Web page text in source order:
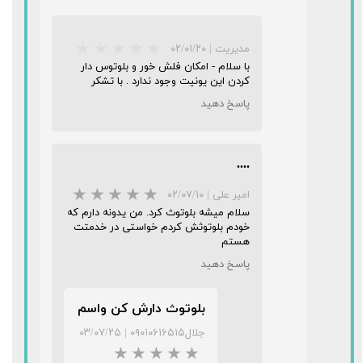
★★★
★★★★★
مدیریت | ۰۲/۰۱/۲۰
با سلام - امکان فلش خور و بلوتوس دار
کردن این یونیت وجود ندارد . با تشکر
پاسخ دهید
....
امیر علی | ۰۲/۰۷/۱۰
سلام میشه بلوتوث کرد. من یدونه دارم که
خودم بلوتوثش کردم خواستی در خدمتت
هستم
پاسخ دهید
بلوتوث دارش کن واسم
جلال۰۹۰۱۰۶۱۶۵۱۵ | ۰۳/۰۷/۲۵